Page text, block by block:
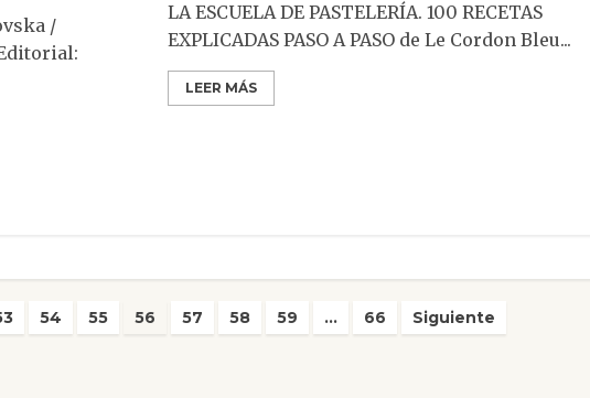
/
LA ESCUELA DE PASTELERÍA. 100 RECETAS
EXPLICADAS PASO A PASO de Le Cordon Bleu...
LEER MÁS
54 55 56 57 58 59 … 66 Siguiente